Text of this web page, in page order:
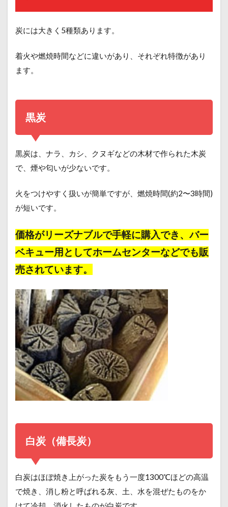
炭には大きく5種類あります。
着火や燃焼時間などに違いがあり、それぞれ特徴があり
ます。
黒炭
黒炭は、ナラ、カシ、クヌギなどの木材で作られた木炭
で、煙や匂いが少ないです。
火をつけやすく扱いが簡単ですが、燃焼時間(約2〜3時間)
が短いです。
価格がリーズナブルで手軽に購入でき、バー
ベキュー用としてホームセンターなどでも販
売されています。
白炭（備長炭）
白炭はほぼ焼き上がった炭をもう一度1300℃ほどの高温
で焼き、消し粉と呼ばれる灰、土、水を混ぜたものをか